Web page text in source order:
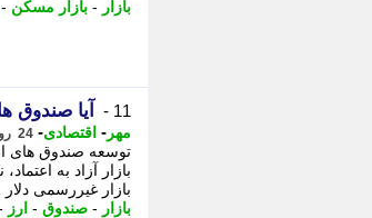
بازار - بازار مسکن -
11 - آیا صندوق
مهر - اقتصادی- 24 روز پیش - سه شنبه 23 تیر 1405، 15:45
توسعه صندوق های
بازار آزاد به
بازار غیررسمی دلار
بازار - صندوق - ارز